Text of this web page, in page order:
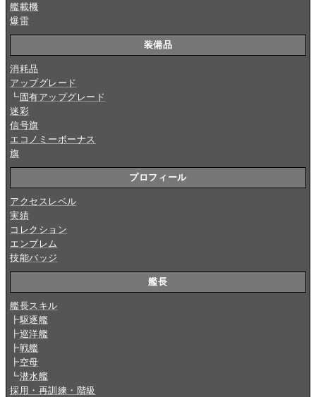
艦載機
爆雷
装備品
消耗品
アップグレード
┗ 固有アップグレード
迷彩
信号旗
エコノミーボーナス
旗
プロフィール
アクセスレベル
実績
コレクション
エンブレム
技能バッジ
艦長
艦長スキル
┣駆逐艦
┣巡洋艦
┣戦艦
┣空母
┗潜水艦
採用・再訓練・階級